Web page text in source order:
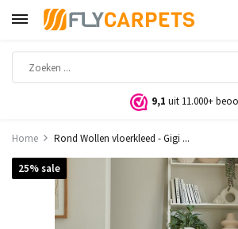
9,1uit 11.000+
Home Rond Wollen vloerkleed - Gigi ...
25% sale